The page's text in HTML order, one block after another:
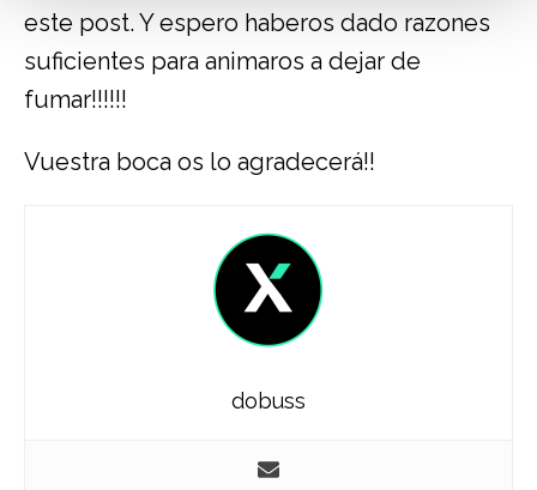
este post. Y espero haberos dado razones
suficientes para animaros a dejar de
fumar!!!!!!
Vuestra boca os lo agradecerá!!
dobuss